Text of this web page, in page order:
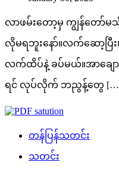
လာဖမ်းတော့မှ ကျွန်တော်မ
လိုမရဘူးနော်။လက်ဆော့ပြီး
လက်ထိပ်နဲ့ ခပ်မယ်။အာချေ
ရင် လုပ်လိုက် ဘညွန့်တွေ
တန်ပြန်သတင်း
သတင်း